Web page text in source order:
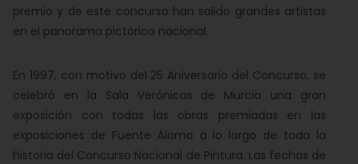
premio y de este concurso han salido grandes artistas
en el panorama pictórico nacional.
En 1997, con motivo del 25 Aniversario del Concurso, se
celebró en la Sala Verónicas de Murcia una gran
exposición con todas las obras premiadas en las
exposiciones de Fuente Álamo a lo largo de toda la
historia del Concurso Nacional de Pintura. Las fechas de